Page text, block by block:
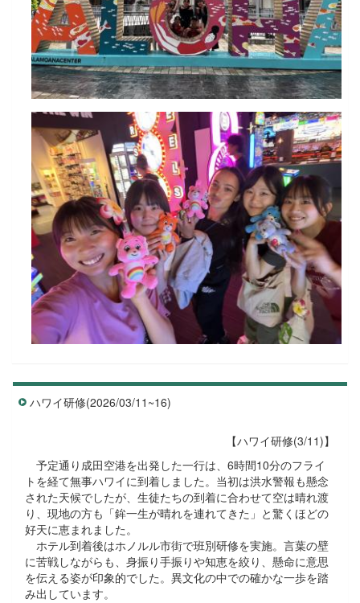
ハワイ研修(2026/03/11~16)
【ハワイ研修(3/11)】
予定通り成田空港を出発した一行は、6時間10分のフライ
トを経て無事ハワイに到着しました。当初は洪水警報も懸念
された天候でしたが、生徒たちの到着に合わせて空は晴れ渡
り、現地の方も「鉾一生が晴れを連れてきた」と驚くほどの
好天に恵まれました。
ホテル到着後はホノルル市街で班別研修を実施。言葉の壁
に苦戦しながらも、身振り手振りや知恵を絞り、懸命に意思
を伝える姿が印象的でした。異文化の中での確かな一歩を踏
み出しています。